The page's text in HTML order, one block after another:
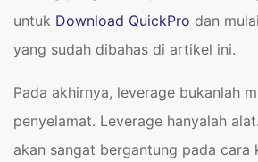
untuk Download QuickPro dan
yang sudah dibahas di artikel ini.
Pada akhirnya, leverage bukanlah
penyelamat. Leverage hanyalah
akan sangat bergantung pada cara